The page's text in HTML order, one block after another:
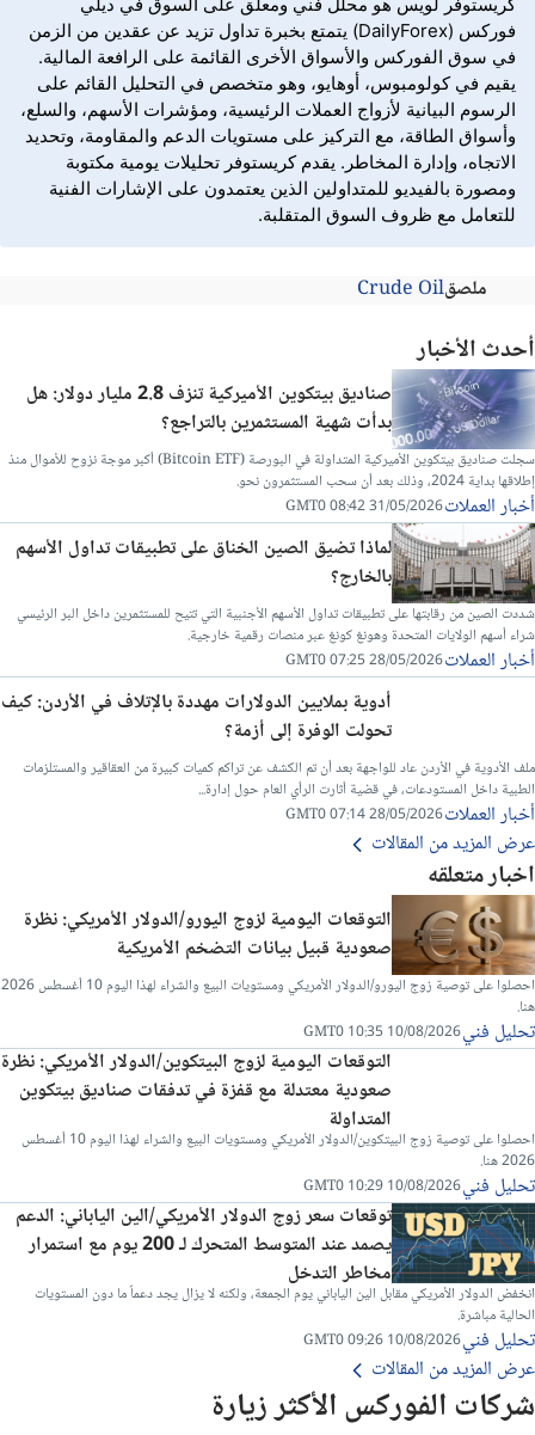
فوركس (DailyForex) يتمتع بخبرة تداول تزيد عن عقدين من الزمن
في سوق الفوركس والأسواق الأخرى القائمة على الرافعة المالية.
يقيم في كولومبوس، أوهايو، وهو متخصص في التحليل القائم على
الرسوم البيانية لأزواج العملات الرئيسية، ومؤشرات الأسهم، والسلع،
وأسواق الطاقة، مع التركيز على مستويات الدعم والمقاومة، وتحديد
الاتجاه، وإدارة المخاطر. يقدم كريستوفر تحليلات يومية مكتوبة
ومصورة بالفيديو للمتداولين الذين يعتمدون على الإشارات الفنية
للتعامل مع ظروف السوق المتقلبة.
ملصقCrude Oil
شركات الفوركس الأكثر زيارة
أحدث الأخبار
صناديق بيتكوين الأميركية تنزف 2.8 مليار دولار: هل
بدأت شهية المستثمرين بالتراجع؟
سجلت صناديق بيتكوين الأميركية المتداولة في البورصة (Bitcoin ETF) أكبر موجة نزوح للأموال منذ
إطلاقها بداية 2024، وذلك بعد أن سحب المستثمرون نحو.
أخبار العملات31/05/2026 08:42 GMT0
لماذا تضيق الصين الخناق على تطبيقات تداول الأسهم
بالخارج؟
شددت الصين من رقابتها على تطبيقات تداول الأسهم الأجنبية التي تتيح للمستثمرين داخل البر الرئيسي
شراء أسهم الولايات المتحدة وهونغ كونغ عبر منصات رقمية خارجية.
أخبار العملات28/05/2026 07:25 GMT0
أدوية بملايين الدولارات مهددة بالإتلاف في الأردن: كيف
تحولت الوفرة إلى أزمة؟
ملف الأدوية في الأردن عاد للواجهة بعد أن تم الكشف عن تراكم كميات كبيرة من العقاقير والمستلزمات
الطبية داخل المستودعات، في قضية أثارت الرأي العام حول إدارة...
أخبار العملات28/05/2026 07:14 GMT0
عرض المزيد من المقالات
اخبار متعلقه
التوقعات اليومية لزوج اليورو/الدولار الأمريكي: نظرة
صعودية قبيل بيانات التضخم الأمريكية
احصلوا على توصية زوج اليورو/الدولار الأمريكي ومستويات البيع والشراء لهذا اليوم 10 أغسطس 2026
هنا.
تحليل فني10/08/2026 10:35 GMT0
التوقعات اليومية لزوج البيتكوين/الدولار الأمريكي: نظرة
صعودية معتدلة مع قفزة في تدفقات صناديق بيتكوين
المتداولة
احصلوا على توصية زوج البيتكوين/الدولار الأمريكي ومستويات البيع والشراء لهذا اليوم 10 أغسطس
2026 هنا.
تحليل فني10/08/2026 10:29 GMT0
توقعات سعر زوج الدولار الأمريكي/الين الياباني: الدعم
يصمد عند المتوسط ​​المتحرك لـ 200 يوم مع استمرار
مخاطر التدخل
انخفض الدولار الأمريكي مقابل الين الياباني يوم الجمعة، ولكنه لا يزال يجد دعماً ما دون المستويات
الحالية مباشرة.
تحليل فني10/08/2026 09:26 GMT0
عرض المزيد من المقالات